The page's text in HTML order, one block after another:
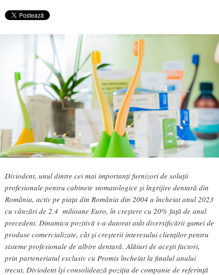
Diviodent, unul dintre cei mai importanți furnizori de soluții
profesionale pentru cabinete stomatologice și îngrijire dentară din
România, activ pe piața din România din 2004 a încheiat anul 2023
cu vânzări de 2.4 milioane Euro, în creștere cu 20% față de anul
precedent. Dinamica pozitivă s-a datorat atât diversificării gamei de
produse comercializate, cât și creșterii interesului clienților pentru
sisteme profesionale de albire dentară. Alături de acești factori,
prin parteneriatul exclusiv cu Promis încheiat la finalul anului
trecut, Diviodent își consolidează poziția de companie de referință